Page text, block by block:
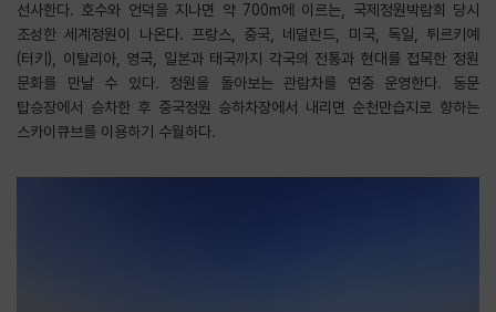
선사한다. 호수와 언덕을 지나면 약 700m에 이르는, 국제정원박람회 당시
조성한 세계정원이 나온다. 프랑스, 중국, 네덜란드, 미국, 독일, 튀르키예
(터키), 이탈리아, 영국, 일본과 태국까지 각국의 전통과 현대를 접목한 정원
문화를 만날 수 있다. 정원을 돌아보는 관람차를 연중 운영한다. 동문
탑승장에서 승차한 후 중국정원 승하차장에서 내리면 순천만습지로 향하는
스카이큐브를 이용하기 수월하다.